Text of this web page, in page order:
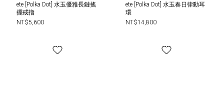
ete [Polka Dot] 水玉優雅長鏈搖
擺戒指
NT$5,600
ete [Polka Dot] 水玉春日律動耳
環
NT$14,800